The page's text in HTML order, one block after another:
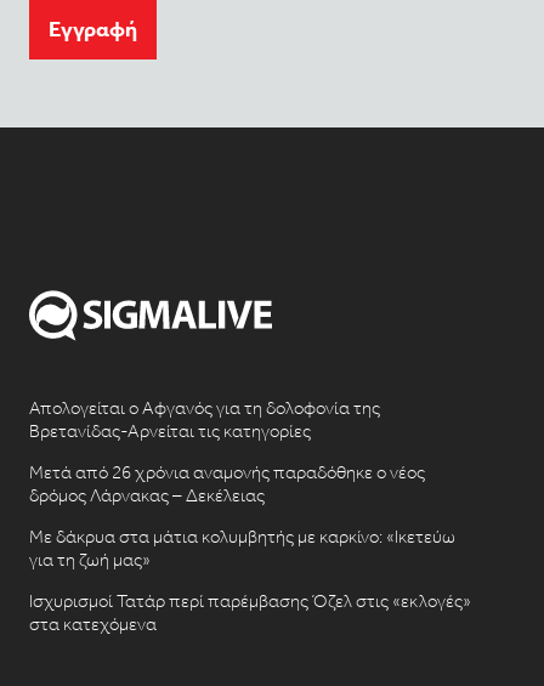
Eγγραφή
Απολογείται ο Αφγανός για τη δολοφονία της
Βρετανίδας-Αρνείται τις κατηγορίες
Μετά από 26 χρόνια αναμονής παραδόθηκε ο νέος
δρόμος Λάρνακας – Δεκέλειας
Με δάκρυα στα μάτια κολυμβητής με καρκίνο: «Ικετεύω
για τη ζωή μας»
Ισχυρισμοί Τατάρ περί παρέμβασης Όζελ στις «εκλογές»
στα κατεχόμενα